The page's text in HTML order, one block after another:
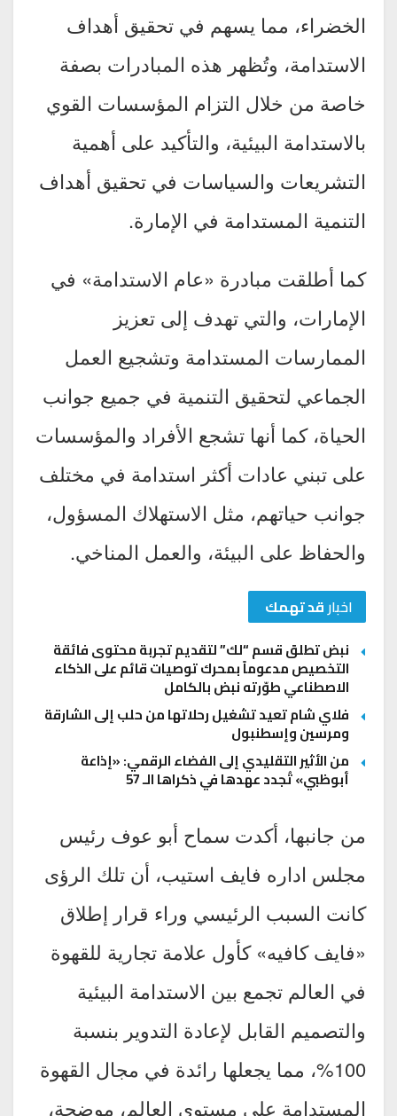
الخضراء، مما يسهم في تحقيق أهداف
الاستدامة، وتُظهر هذه المبادرات بصفة
خاصة من خلال التزام المؤسسات القوي
بالاستدامة البيئية، والتأكيد على أهمية
التشريعات والسياسات في تحقيق أهداف
التنمية المستدامة في الإمارة.
كما أطلقت مبادرة «عام الاستدامة» في
الإمارات، والتي تهدف إلى تعزيز
الممارسات المستدامة وتشجيع العمل
الجماعي لتحقيق التنمية في جميع جوانب
الحياة، كما أنها تشجع الأفراد والمؤسسات
على تبني عادات أكثر استدامة في مختلف
جوانب حياتهم، مثل الاستهلاك المسؤول،
والحفاظ على البيئة، والعمل المناخي.
اخبارقد تهمك
نبض تطلق قسم “لك” لتقديم تجربة محتوى فائقة
التخصيص مدعوماً بمحرك توصيات قائم على الذكاء
الاصطناعي طوّرته نبض بالكامل
فلاي شام تعيد تشغيل رحلاتها من حلب إلى الشارقة
ومرسين وإسطنبول
من الأثير التقليدي إلى الفضاء الرقمي: «إذاعة
أبوظبي» تُجدد عهدها في ذكراها الـ 57
من جانبها، أكدت سماح أبو عوف رئيس
مجلس اداره فايف استيب، أن تلك الرؤى
كانت السبب الرئيسي وراء قرار إطلاق
«فايف كافيه» كأول علامة تجارية للقهوة
في العالم تجمع بين الاستدامة البيئية
والتصميم القابل لإعادة التدوير بنسبة
100%، مما يجعلها رائدة في مجال القهوة
المستدامة على مستوى العالم، موضحة،